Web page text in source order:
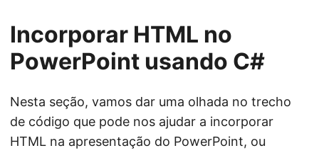
Incorporar HTML no
PowerPoint usando C#
Nesta seção, vamos dar uma olhada no trecho
de código que pode nos ajudar a incorporar
HTML na apresentação do PowerPoint, ou